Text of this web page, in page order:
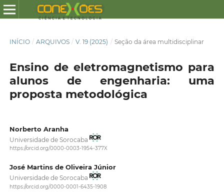
INÍCIO / ARQUIVOS / V. 19 (2025) / Seção da área multidisciplinar
Ensino de eletromagnetismo para
alunos de engenharia: uma
proposta metodológica
Norberto Aranha
Universidade de Sorocaba
https://orcid.org/0000-0003-1954-377X
José Martins de Oliveira Júnior
Universidade de Sorocaba
https://orcid.org/0000-0001-6435-1908